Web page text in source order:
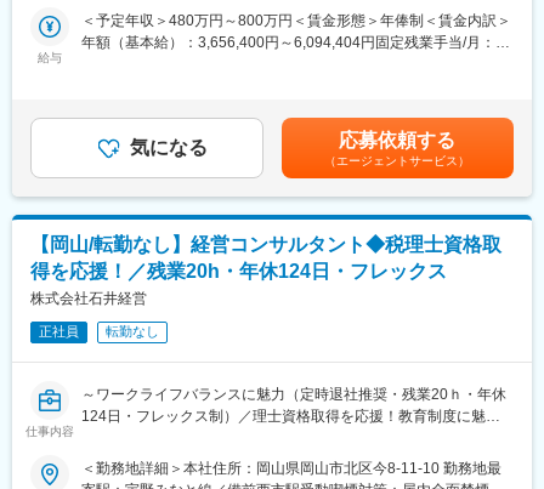
【ワークライフバランスの魅力】
定時退社推奨・残業月平均15ｈ程度・年124日休み・フレックス
石井経営グループには、税理士を目指して働く社員が大勢いま
す。
試験が近づくと会社も応援し、1週間単位で試験準備休暇も取得や
すくなっています。
■企業魅力：
石井経営グループには、税務監査部門だけでなく、経営コンサル
ティング部門、相続・事業承継部門、監査部門、M＆A部門と、
様々なサービス部門があります。社内の組織はクライアントに合
わせてフレキシブルにチーム編成を組んで運営しています。配属
社内が特徴です。
に貢献する仕事です。初回アポイントから譲渡先の提案、成約ま
でM&Aアドバイザリー業務を一貫して担当していただきます。
・クライアントの課題整理と譲渡先企業の探索（3割）
・譲渡先企業とのマッチングおよび交渉（1割）
・成約に向けた資料作成および分析（1割）
■その他詳細
・ノルマ：支店の予算はありますが、個人予算はございません。
支店の予算に対して力を入れて頑張っていくスタイルです
・商談先：全業界/業種
・提案規模：一千万円～五千万円
・営業スタイル：新規100％
・営業エリア：中国地方、四国地方、近畿地方（京都・兵庫・大
・その他：事務処理・データ入力・資料作成・リスト作成・郵便
物の郵送対応などは全て事務が担当するため、営業担当は営業活
給与
＜予定年収＞480万円～800万円＜賃金形態＞年俸制＜賃金内訳＞
年額（基本給）：3,656,400円～6,094,404円固定残業手当/月：
給与補足＞■賞与：成果連動のインセンティブ＋月のアポイント獲
得数に応じたインセンティブ有■モデル年収入社2年6か月31歳：
1500～2000万入社2年10か月30歳：1000～1500万入社6か月31
歳：800～1000万入社1年6か月29歳：600～800万※営業社員平均
842万賃金はあくまでも目安の金額であり、選考を通じて上下す
る可能性があります。月給(月額)は固定手当を含めた表記です。
気になる 応募依頼する
（エージェントサービス）
【岡山/転勤なし】経営コンサルタント◆税理士資格取
得を応援！／残業20h・年休124日・フレックス
株式会社石井経営
正社員 転勤なし
仕事内容
～ワークライフバランスに魅力（定時退社推奨・残業20ｈ・年休
124日・フレックス制）／理士資格取得を応援！教育制度に魅力
■業務内容：
岡山本社の中小企業を中心に、経営コンサルタント業務をご担当
＜勤務地詳細＞本社住所：岡山県岡山市北区今8-11-10 勤務地最